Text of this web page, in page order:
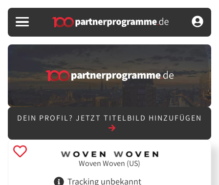
DEIN PROFIL? JETZT TITELBILD HINZUFÜGEN
Woven Woven (US)
Tracking unbekannt